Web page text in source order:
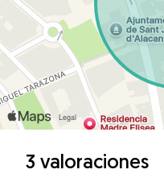
3 valoraciones